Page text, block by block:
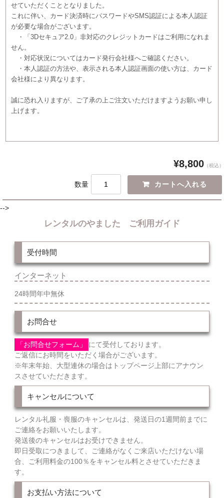
せていただくこととなりました。
これに伴い、カード決済時にパスワードやSMS認証による本人認証
が必要な場合がございます。
・「3Dセキュア2.0」非対応のクレジットカードはご利用になれま
せん。
・対応状況についてはカード発行会社様へご確認ください。
・本人認証の方法や、表示される本人認証画面の使い方は、カード
会社様により異なります。
誠に恐れ入りますが、ご了承の上ご注文いただけますようお願い申し
上げます。
¥8,800 （税込）
数量
-->
レンタルのやました ご利用ガイド
受付時間
インターネット
24時間年中無休
お問合せ
「お問合せフォーム」
にて受付しております。
ご返信にお時間をいただく場合がございます。
※年末年始、大型連休の場合はトップページ上部にアナウン
スさせていただきます。
キャンセルについて
レンタル礼服・喪服のキャンセルは、発送日の1週間前までに
ご連絡をお願いいたします。
発送後のキャンセルはお受けできません。
即日受取につきまして、ご連絡がなくご来店いただけない場
合、ご利用料金の100％をキャンセル料とさせていただきま
す。
お支払い方法について